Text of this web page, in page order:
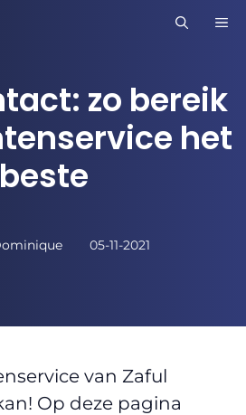
zo bereik
het
beste
05-11-2021
van Zaful
Op deze pagina